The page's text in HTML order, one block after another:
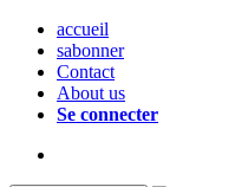
accueil
sabonner
Contact
About us
Se connecter